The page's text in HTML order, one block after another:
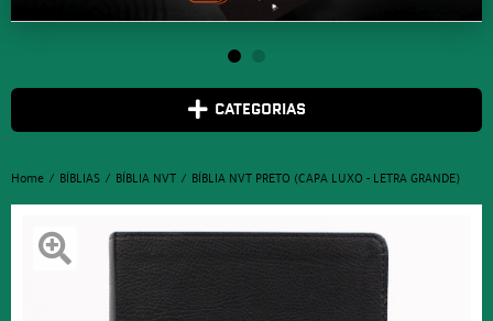
CATEGORIAS
Home BÍBLIAS BÍBLIA NVT BÍBLIA NVT PRETO (CAPA LUXO - LETRA GRANDE)